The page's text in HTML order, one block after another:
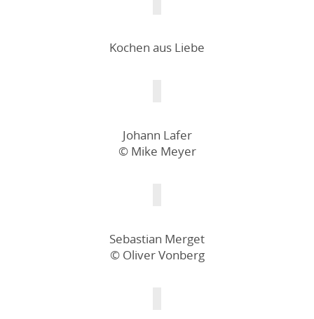
Kochen aus Liebe
Johann Lafer
© Mike Meyer
Sebastian Merget
© Oliver Vonberg